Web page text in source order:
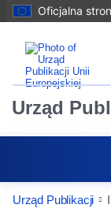
Oficjalna
Urząd
Urząd Publikacji